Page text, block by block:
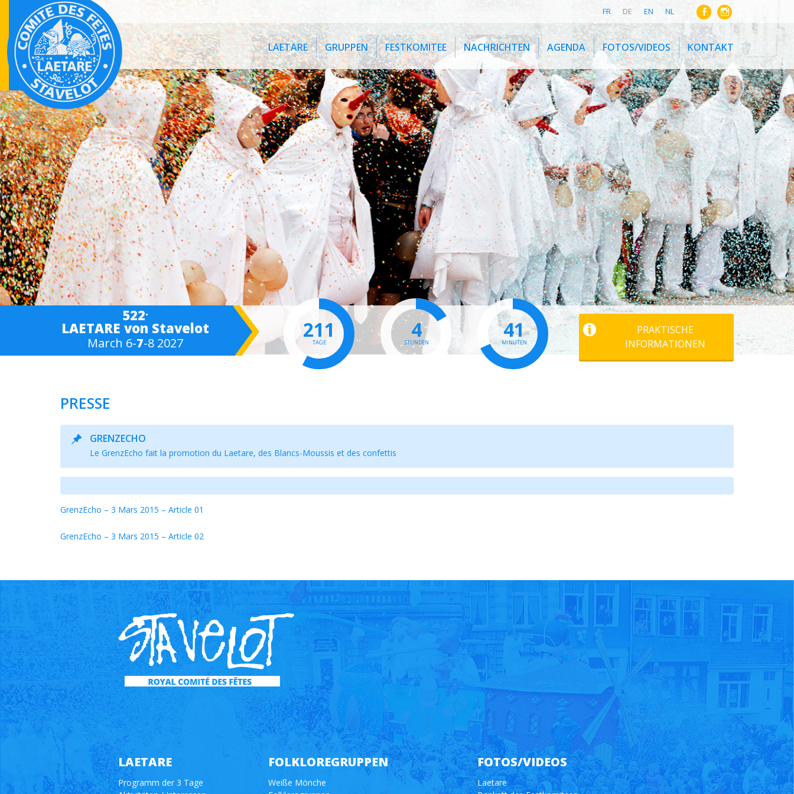
FR DE EN NL
LAETARE GRUPPEN FESTKOMITEE NACHRICHTEN AGENDA FOTOS/VIDEOS KONTAKT
522.
LAETARE von Stavelot
March 6-7-8 2027
211
TAGE
4
STUNDEN
41
MINUTEN
PRAKTISCHE
INFORMATIONEN
PRESSE
GRENZECHO
Le GrenzEcho fait la promotion du Laetare, des Blancs-Moussis et des confettis
GrenzEcho – 3 Mars 2015 – Article 01
GrenzEcho – 3 Mars 2015 – Article 02
LAETARE
Programm der 3 Tage
FOLKLOREGRUPPEN
Weiße Mönche
FOTOS/VIDEOS
Laetare